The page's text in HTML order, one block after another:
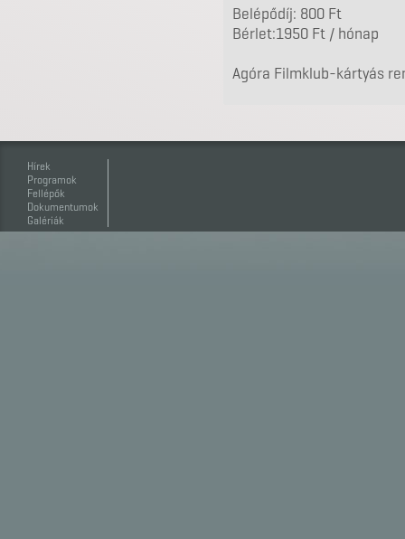
Belépődíj: 800 Ft
Bérlet:1950 Ft / hónap
Agóra Filmklub-kártyás
Hírek
Programok
Fellépők
Dokumentumok
Galériák